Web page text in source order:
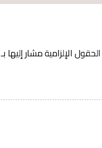
الحقول الإلزامية مشار إليها بـ